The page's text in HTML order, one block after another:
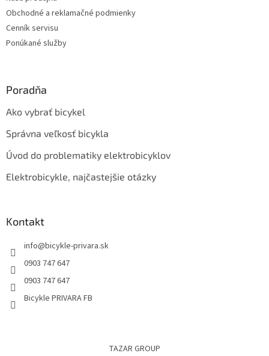
Obchodné a reklamačné podmienky
Cenník servisu
Ponúkané služby
Poradňa
Ako vybrať bicykel
Správna veľkosť bicykla
Úvod do problematiky elektrobicyklov
Elektrobicykle, najčastejšie otázky
Kontakt
info@bicykle-privara.sk
0903 747 647
0903 747 647
Bicykle PRIVARA FB
TAZAR GROUP